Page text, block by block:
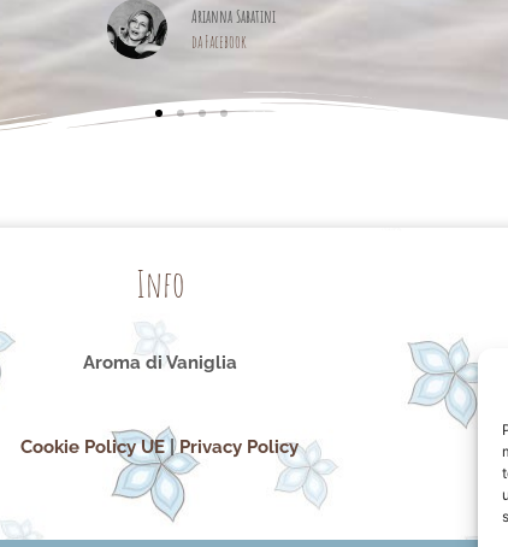
da Facebook
Info
Aroma di Vaniglia
Cookie Policy UE|Privacy Policy